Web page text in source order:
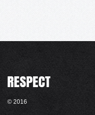
© 2016